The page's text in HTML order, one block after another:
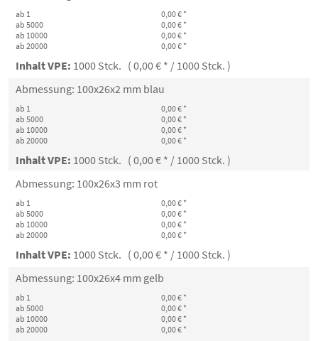
ab 1
0,00 € *
ab 5000
0,00 € *
ab 10000
0,00 € *
ab 20000
0,00 € *
Inhalt VPE: 1000 Stck. ( 0,00 € * / 1000 Stck. )
Abmessung: 100x26x2 mm blau
ab 1
0,00 € *
ab 5000
0,00 € *
ab 10000
0,00 € *
ab 20000
0,00 € *
Inhalt VPE: 1000 Stck. ( 0,00 € * / 1000 Stck. )
Abmessung: 100x26x3 mm rot
ab 1
0,00 € *
ab 5000
0,00 € *
ab 10000
0,00 € *
ab 20000
0,00 € *
Inhalt VPE: 1000 Stck. ( 0,00 € * / 1000 Stck. )
Abmessung: 100x26x4 mm gelb
ab 1
0,00 € *
ab 5000
0,00 € *
ab 10000
0,00 € *
ab 20000
0,00 € *